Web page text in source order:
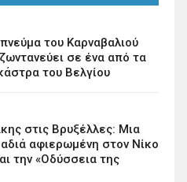
του Καρναβαλιού
σε ένα από τα
του Βελγίου
στις Βρυξέλλες: Μια
αφιερωμένη στον Νίκο
την «Οδύσσεια της